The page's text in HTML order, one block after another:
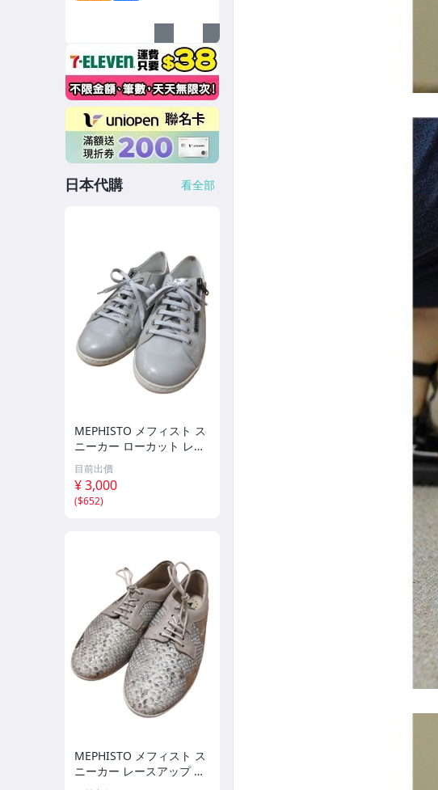
日本代購 看全部
MEPHISTO メフィスト ス
ニーカー ローカット レー
スアップ サイズ EUR 3 グ
レー QQQ レディース
目前出價
¥ 3,000
($652)
MEPHISTO メフィスト ス
ニーカー レースアップ パ
イソン柄 サイズ EUR 3 ゴ